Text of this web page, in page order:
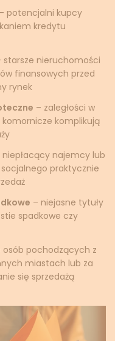
– potencjalni kupcy
kredytu
starsze nieruchomości
finansowych przed
rynek
– zaległości w
komplikują
niepłacący najemcy lub
praktycznie
– niejasne tytuły
spadkowe czy
osób pochodzących z
miastach lub za
się sprzedażą